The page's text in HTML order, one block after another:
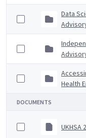
Data
Health
DOCUMENTS
UKHSA